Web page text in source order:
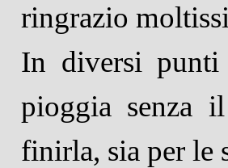
ringrazio
In diversi punti
pioggia senza
finirla, sia per le